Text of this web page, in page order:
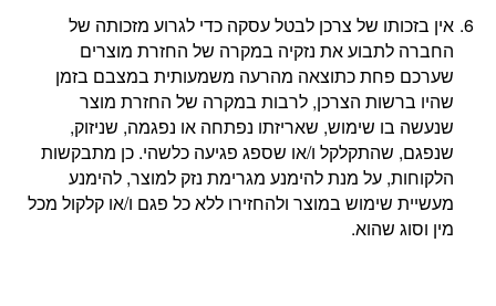
אין בזכותו של צרכן לבטל עסקה כדי לגרוע מזכותה של
החברה לתבוע את נזקיה במקרה של החזרת מוצרים
שערכם פחת כתוצאה מהרעה משמעותית במצבם בזמן
שהיו ברשות הצרכן, לרבות במקרה של החזרת מוצר
שנעשה בו שימוש, שאריזתו נפתחה או נפגמה, שניזוק,
שנפגם, שהתקלקל ו/או שספג פגיעה כלשהי. כן מתבקשות
הלקוחות, על מנת להימנע מגרימת נזק למוצר, להימנע
מעשיית שימוש במוצר ולהחזירו ללא כל פגם ו/או קלקול מכל
מין וסוג שהוא.